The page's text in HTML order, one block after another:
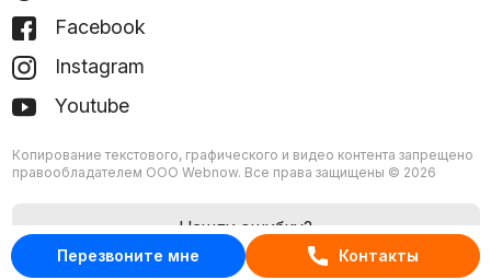
Перезвоните мне Контакты
Facebook
Instagram
Youtube
Копирование текстового, графического и видео контента запрещено
правообладателем ООО Webnow. Все права защищены © 2026
Нашли ошибку?